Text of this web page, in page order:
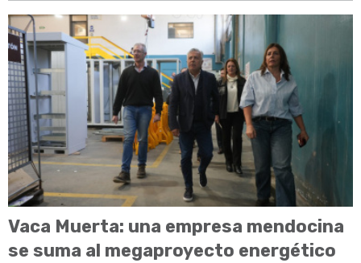
Vaca Muerta: una empresa mendocina
se suma al megaproyecto energético